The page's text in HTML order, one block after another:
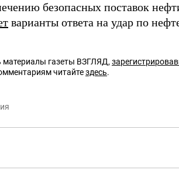
безопасных поставок
варианты ответа на удар по
газеты ВЗГЛЯД,
читайтездесь.